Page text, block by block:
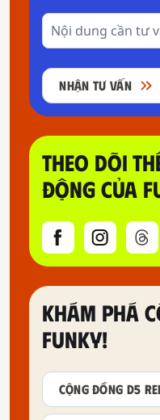
NHẬN TƯ VẤN
THEO DÕI
ĐỘNG CỦA
KHÁM PHÁ
FUNKY!
CỘNG ĐỒNG D5